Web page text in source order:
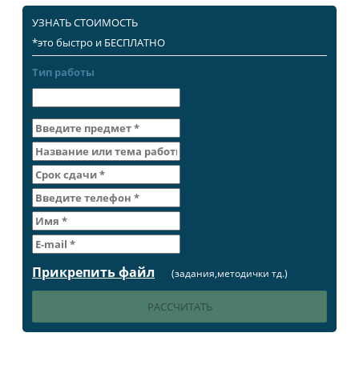
УЗНАТЬ СТОИМОСТЬ
*это быстро и БЕСПЛАТНО
Тип работы
Прикрепить файл (задания,методички тд.)